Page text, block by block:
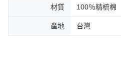
材質 100％精梳棉
產地 台灣